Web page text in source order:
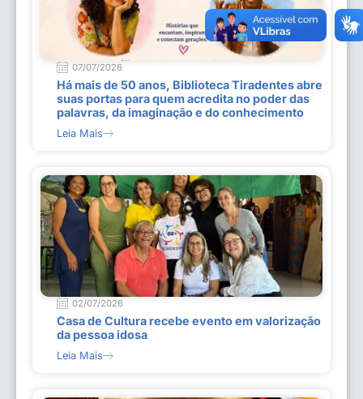
07/07/2026
Há mais de 50 anos, Biblioteca Tiradentes abre
suas portas para quem acredita no poder das
palavras, da imaginação e do conhecimento
Leia Mais
02/07/2026
Casa de Cultura recebe evento em valorização
da pessoa idosa
Leia Mais